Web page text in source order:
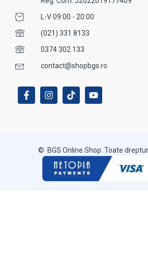
L-V 09:00 - 20:00
(021) 331 8133
0374 302 133
contact@shopbgs.ro
© BGS Online Shop. Toate